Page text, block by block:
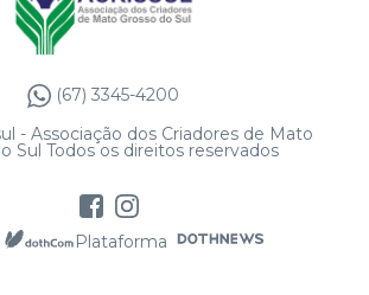
(67) 3345-4200
- Associação dos Criadores de Mato
Sul Todos os direitos reservados
Plataforma